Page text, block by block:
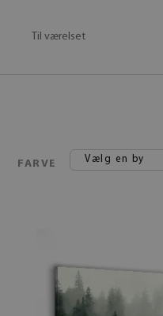
Til værelset
FARVE Vælg en by